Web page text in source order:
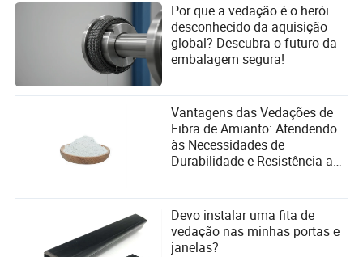
Por que a vedação é o herói
desconhecido da aquisição
global? Descubra o futuro da
embalagem segura!
Vantagens das Vedações de
Fibra de Amianto: Atendendo
às Necessidades de
Durabilidade e Resistência a
Devo instalar uma fita de
vedação nas minhas portas e
janelas?